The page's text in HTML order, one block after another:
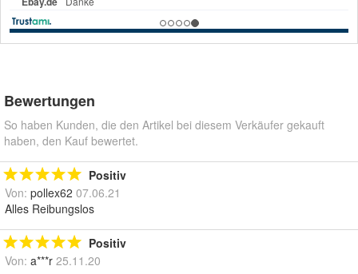
Bewertungen
So haben Kunden, die den Artikel bei diesem Verkäufer gekauft
haben, den Kauf bewertet.
Positiv
Von: pollex62 07.06.21
Alles Reibungslos
Positiv
Von: a***r 25.11.20